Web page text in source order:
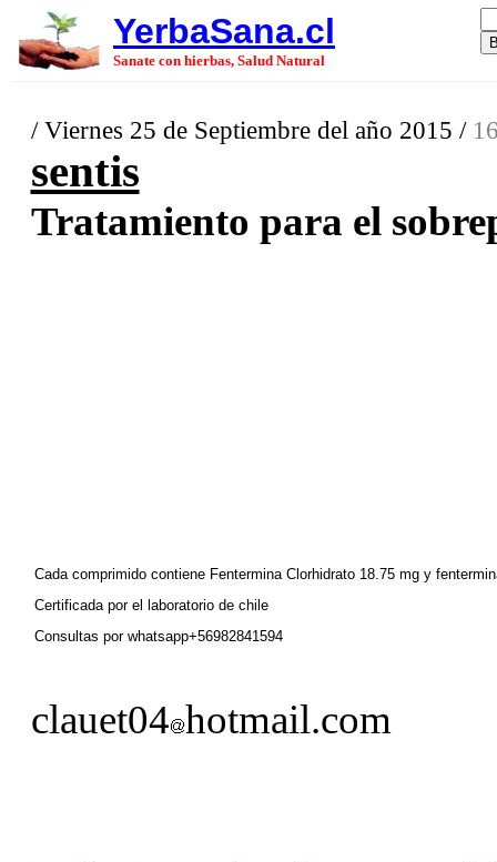
YerbaSana.cl
Sanate con hierbas, Salud Natural
/ Viernes 25 de Septiembre del año 2015 /
sentis
Tratamiento para el
Cada comprimido contiene Fentermina Clorhidrato 18.75 mg y
Certificada por el laboratorio de chile
Consultas por whatsapp+56982841594
clauet04 hotmail.com